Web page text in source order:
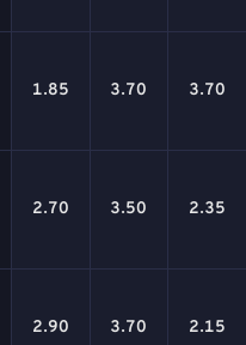
1.85 3.70 3.70
2.70 3.50 2.35
2.90 3.70 2.15